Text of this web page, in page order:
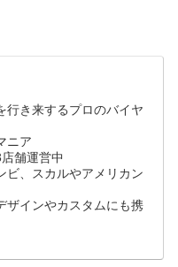
行き来するプロのバイヤ
ニア
舗運営中
ビ、スカルやアメリカン
ザインやカスタムにも携